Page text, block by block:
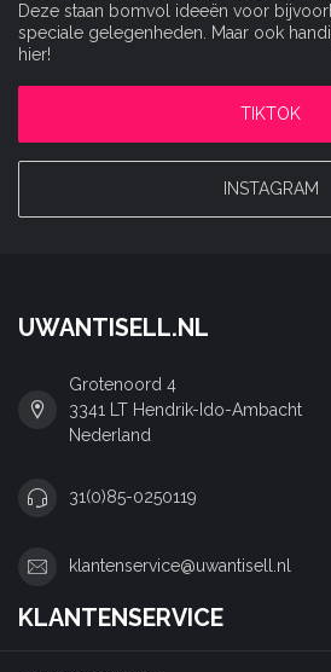
Deze staan bomvol ideeën voor
speciale gelegenheden. Maar ook
hier!
TIKTOK
INSTAGRAM
UWANTISELL.NL
Grotenoord 4
3341 LT Hendrik-Ido-Ambacht
Nederland
31(0)85-0250119
klantenservice@uwantisell.nl
KLANTENSERVICE